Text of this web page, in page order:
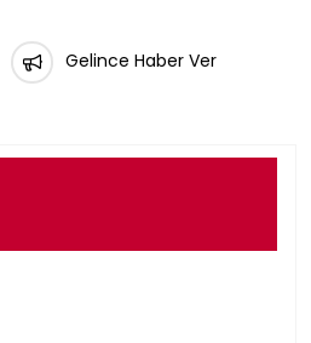
Gelince Haber Ver